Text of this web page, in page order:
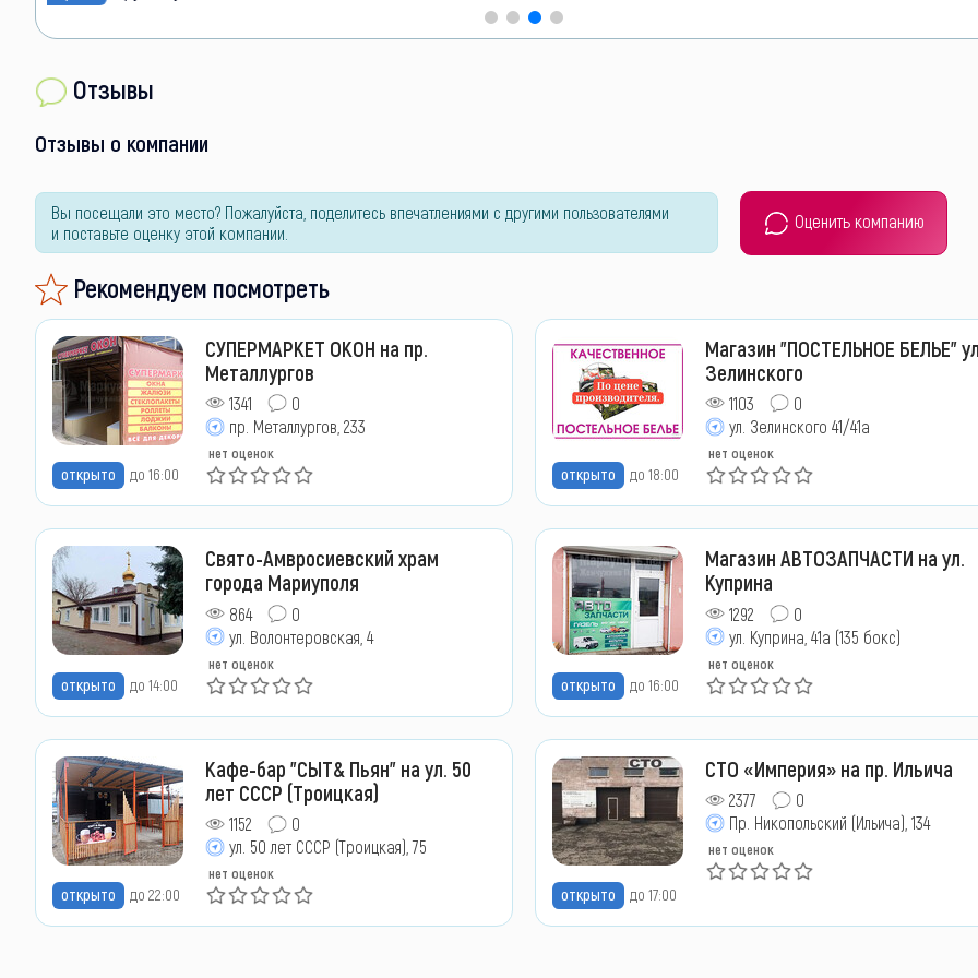
Отзывы
Отзывы о компании
Вы посещали это место? Пожалуйста, поделитесь впечатлениями с другими пользователями
и поставьте оценку этой компании.
Оценить компанию
Рекомендуем посмотреть
открыто до 16:00
СУПЕРМАРКЕТ ОКОН на пр.
Металлургов
1341
0
пр. Металлургов, 233
нет оценок
открыто до 18:00
Магазин "ПОСТЕЛЬНОЕ БЕЛЬЕ"
Зелинского
1103
0
ул. Зелинского 41/41а
нет оценок
открыто до 14:00
Свято-Амвросиевский храм
города Мариуполя
864
0
ул. Волонтеровская, 4
нет оценок
открыто до 16:00
Магазин АВТОЗАПЧАСТИ на ул.
Куприна
1292
0
ул. Куприна, 41а (135 бокс)
нет оценок
открыто до 22:00
Кафе-бар "СЫТ& Пьян" на ул. 50
лет СССР (Троицкая)
1152
0
ул. 50 лет СССР (Троицкая), 75
нет оценок
открыто до 17:00
СТО «Империя» на пр. Ильича
2377
0
Пр. Никопольский (Ильича), 134
нет оценок